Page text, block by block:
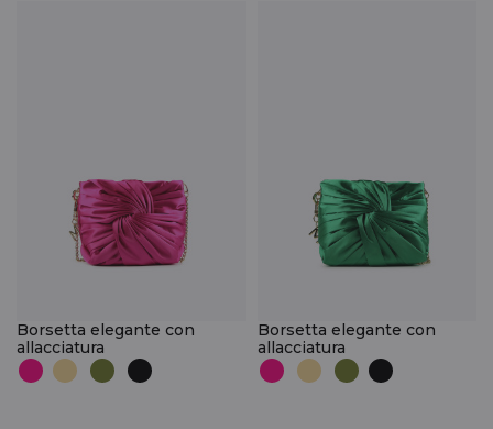
Borsetta elegante con
allacciatura
Borsetta elegante con
allacciatura